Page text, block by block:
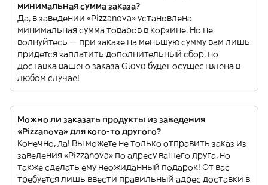
минимальная сумма заказа?
Да, в заведении «Pizzanova» установлена
минимальная сумма товаров в корзине. Но не
волнуйтесь — при заказе на меньшую сумму вам лишь
придется заплатить дополнительный сбор, но
доставка вашего заказа Glovo будет осуществлена в
любом случае!
Можно ли заказать продукты из заведения
«Pizzanova» для кого-то другого?
Конечно, да! Вы можете не только отправить заказ из
заведения «Pizzanova» по адресу вашего друга, но
также сделать ему неожиданный подарок! От вас
требуется лишь ввести правильный адрес доставки в